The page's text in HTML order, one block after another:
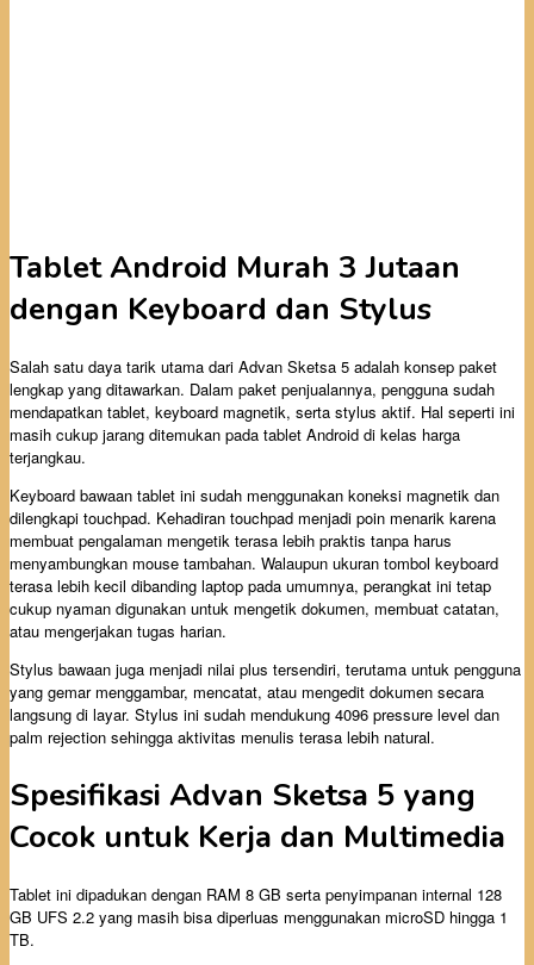
Tablet Android Murah 3 Jutaan
dengan Keyboard dan Stylus
Salah satu daya tarik utama dari Advan Sketsa 5 adalah konsep paket
lengkap yang ditawarkan. Dalam paket penjualannya, pengguna sudah
mendapatkan tablet, keyboard magnetik, serta stylus aktif. Hal seperti ini
masih cukup jarang ditemukan pada tablet Android di kelas harga
terjangkau.
Keyboard bawaan tablet ini sudah menggunakan koneksi magnetik dan
dilengkapi touchpad. Kehadiran touchpad menjadi poin menarik karena
membuat pengalaman mengetik terasa lebih praktis tanpa harus
menyambungkan mouse tambahan. Walaupun ukuran tombol keyboard
terasa lebih kecil dibanding laptop pada umumnya, perangkat ini tetap
cukup nyaman digunakan untuk mengetik dokumen, membuat catatan,
atau mengerjakan tugas harian.
Stylus bawaan juga menjadi nilai plus tersendiri, terutama untuk pengguna
yang gemar menggambar, mencatat, atau mengedit dokumen secara
langsung di layar. Stylus ini sudah mendukung 4096 pressure level dan
palm rejection sehingga aktivitas menulis terasa lebih natural.
Spesifikasi Advan Sketsa 5 yang
Cocok untuk Kerja dan Multimedia
Tablet ini dipadukan dengan RAM 8 GB serta penyimpanan internal 128
GB UFS 2.2 yang masih bisa diperluas menggunakan microSD hingga 1
TB.